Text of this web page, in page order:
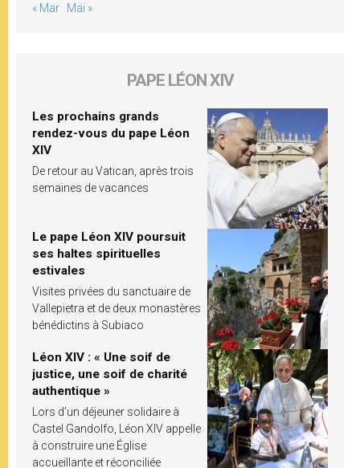
« Mar Mai »
PAPE LÉON XIV
Les prochains grands
rendez-vous du pape Léon
XIV
De retour au Vatican, après trois
semaines de vacances
Le pape Léon XIV poursuit
ses haltes spirituelles
estivales
Visites privées du sanctuaire de
Vallepietra et de deux monastères
bénédictins à Subiaco
Léon XIV : « Une soif de
justice, une soif de charité
authentique »
Lors d’un déjeuner solidaire à
Castel Gandolfo, Léon XIV appelle
à construire une Église
accueillante et réconciliée